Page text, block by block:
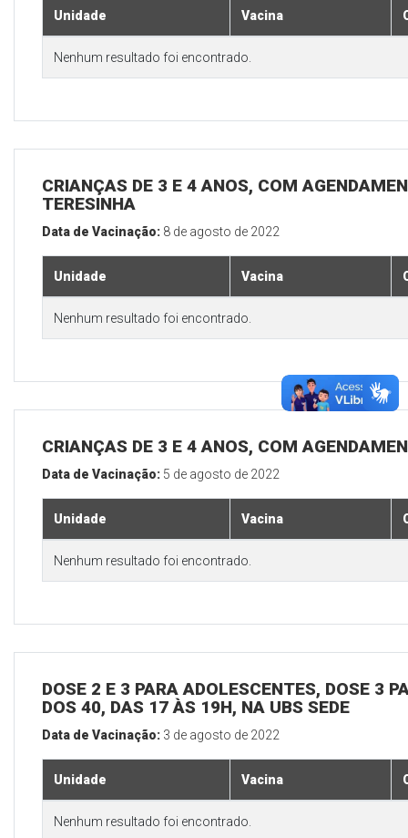
Unidade Vacina
Nenhum resultado foi encontrado.
CRIANÇAS DE 3 E 4 ANOS, COM
TERESINHA
Data de Vacinação: 8 de agosto de 2022
Unidade Vacina
Nenhum resultado foi encontrado.
CRIANÇAS DE 3 E 4 ANOS, COM
Data de Vacinação: 5 de agosto de 2022
Unidade Vacina
Nenhum resultado foi encontrado.
DOSE 2 E 3 PARA ADOLESCENTES, DOSE 3
DOS 40, DAS 17 ÀS 19H, NA UBS SEDE
Data de Vacinação: 3 de agosto de 2022
Unidade Vacina
Nenhum resultado foi encontrado.